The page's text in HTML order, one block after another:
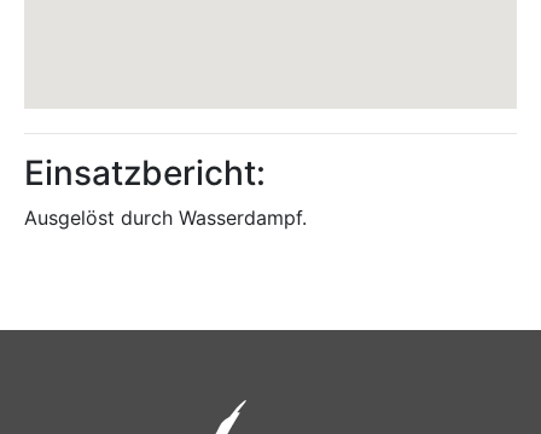
Einsatzbericht:
Ausgelöst durch Wasserdampf.